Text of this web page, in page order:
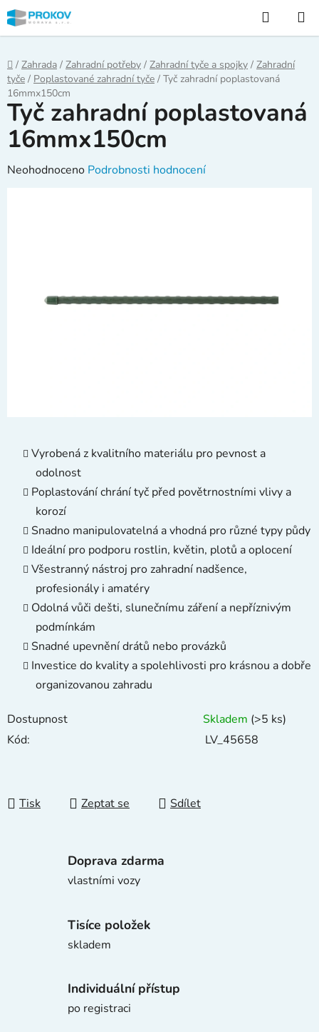
Přejít
na
obsah
Hledat
Domů
/ Zahrada / Zahradní potřeby / Zahradní tyče a spojky / Zahradní
tyče / Poplastované zahradní tyče / Tyč zahradní poplastovaná
16mmx150cm
Vyrobená z kvalitního materiálu pro pevnost a
odolnost
Poplastování chrání tyč před povětrnostními vlivy a
korozí
Snadno manipulovatelná a vhodná pro různé typy půdy
Ideální pro podporu rostlin, květin, plotů a oplocení
Všestranný nástroj pro zahradní nadšence,
profesionály i amatéry
Odolná vůči dešti, slunečnímu záření a nepříznivým
podmínkám
Snadné upevnění drátů nebo provázků
Investice do kvality a spolehlivosti pro krásnou a dobře
organizovanou zahradu
Dostupnost Skladem (>5 ks)
Kód:
LV_45658
Tisk Zeptat se Sdílet
Tyč zahradní poplastovaná
16mmx150cm
Průměrné
hvězdiček.
Neohodnoceno Podrobnosti hodnocení
Doprava zdarma
vlastními vozy
Tisíce položek
skladem
Individuální přístup
po registraci